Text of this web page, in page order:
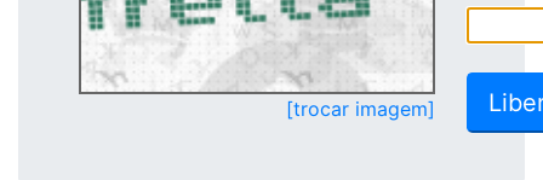
[trocar imagem]